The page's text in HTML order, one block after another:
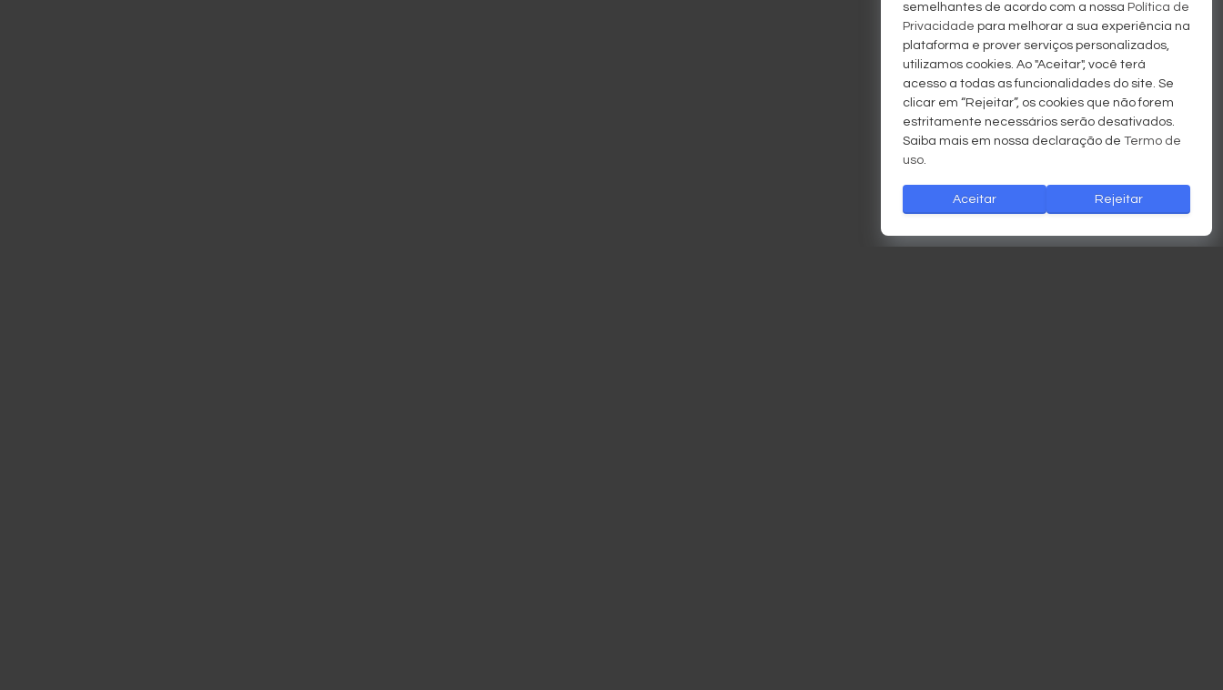
semelhantes de acordo com a nossa Política de
Privacidade para melhorar a sua experiência na
plataforma e prover serviços personalizados,
utilizamos cookies. Ao "Aceitar", você terá
acesso a todas as funcionalidades do site. Se
clicar em “Rejeitar”, os cookies que não forem
estritamente necessários serão desativados.
Saiba mais em nossa declaração de Termo de
uso.
Aceitar Rejeitar